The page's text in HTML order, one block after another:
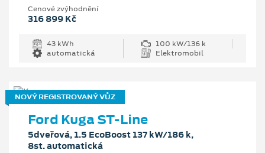
Cenové zvýhodnění
316 899 Kč
43 kWh
100 kW/136 k
automatická
Elektromobil
NOVÝ REGISTROVANÝ VŮZ
Ford Kuga ST-Line
5dveřová, 1.5 EcoBoost 137 kW/186 k,
8st. automatická